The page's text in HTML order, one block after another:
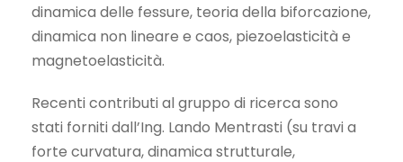
dinamica delle fessure, teoria della biforcazione,
dinamica non lineare e caos, piezoelasticità e
magnetoelasticità.
Recenti contributi al gruppo di ricerca sono
stati forniti dall’Ing. Lando Mentrasti (su travi a
forte curvatura, dinamica strutturale,